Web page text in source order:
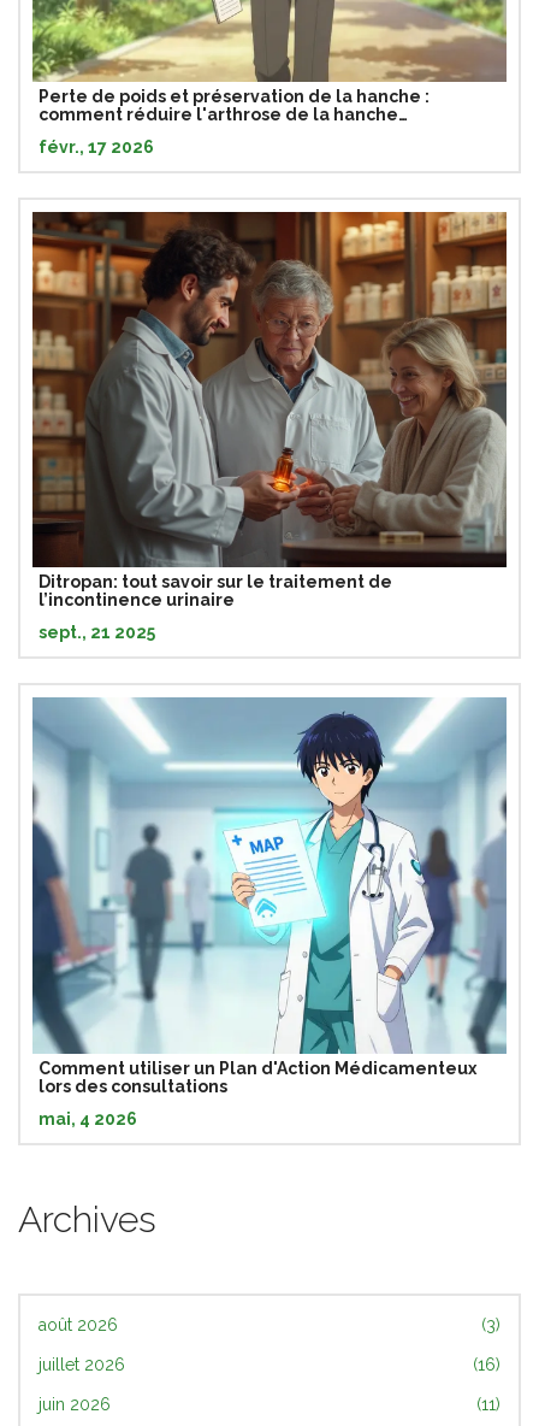
Perte de poids et préservation de la hanche :
comment réduire l'arthrose de la hanche
févr., 17 2026
Ditropan: tout savoir sur le traitement de
l’incontinence urinaire
sept., 21 2025
Comment utiliser un Plan d'Action Médicamenteux
lors des consultations
mai, 4 2026
Archives
août 2026 (3)
juillet 2026 (16)
juin 2026 (11)